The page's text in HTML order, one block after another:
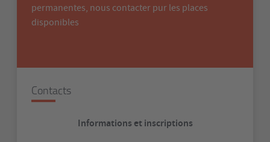
permanentes, nous contacter pur les places
disponibles
Contacts
Informations et inscriptions